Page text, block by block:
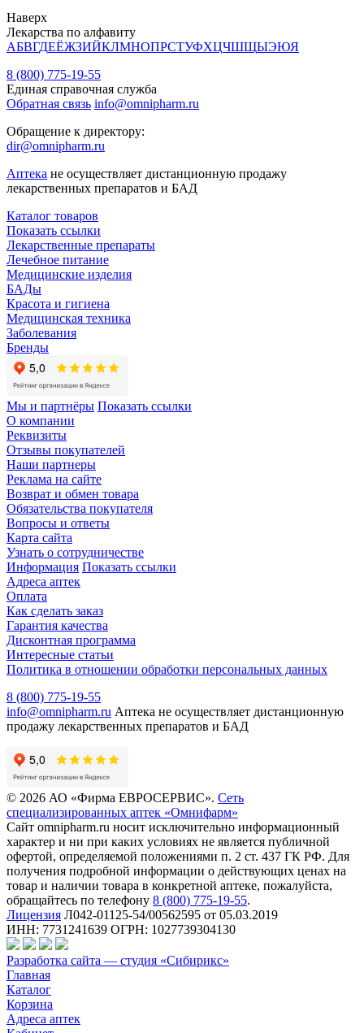
Наверх
Лекарства по алфавиту
АБВГДЕЁЖЗИЙКЛМНОПРСТУФХЦЧШЩЫЭЮЯ
8 (800) 775-19-55
Единая справочная служба
Обратная связь info@omnipharm.ru
Обращение к директору:
dir@omnipharm.ru
Аптека не осуществляет дистанционную продажу
лекарственных препаратов и БАД
Каталог товаров
Показать ссылки
Лекарственные препараты
Лечебное питание
Медицинские изделия
БАДы
Красота и гигиена
Медицинская техника
Заболевания
Бренды
Мы и партнёры Показать ссылки
О компании
Реквизиты
Отзывы покупателей
Наши партнеры
Реклама на сайте
Возврат и обмен товара
Обязательства покупателя
Вопросы и ответы
Карта сайта
Узнать о сотрудничестве
Информация Показать ссылки
Адреса аптек
Оплата
Как сделать заказ
Гарантия качества
Дисконтная программа
Интересные статьи
Политика в отношении обработки персональных данных
8 (800) 775-19-55
info@omnipharm.ru Аптека не осуществляет дистанционную
продажу лекарственных препаратов и БАД
© 2026 АО «Фирма ЕВРОСЕРВИС». Сеть
специализированных аптек «Омнифарм»
Сайт omnipharm.ru носит исключительно информационный
характер и ни при каких условиях не является публичной
офертой, определяемой положениями п. 2 ст. 437 ГК РФ. Для
получения подробной информации о действующих ценах на
товар и наличии товара в конкретной аптеке, пожалуйста,
обращайтесь по телефону 8 (800) 775-19-55.
Лицензия Л042-01125-54/00562595 от 05.03.2019
ИНН: 7731241639 ОГРН: 1027739304130
Разработка сайта — студия «Сибирикс»
Главная
Каталог
Корзина
Адреса аптек